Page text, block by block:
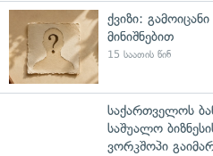
ქვიზი:
მინიშნებით
15 საათის წინ
საქართველოს
საშუალო
ვორკშოპი